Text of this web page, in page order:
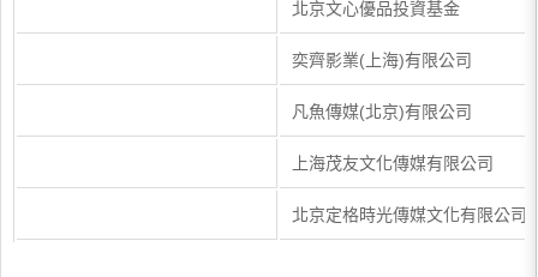
北京文心優品投資基金
奕齊影業(上海)有限公司
凡魚傳媒(北京)有限公司
上海茂友文化傳媒有限公司
北京定格時光傳媒文化有限公司